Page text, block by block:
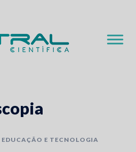
EDUCAÇÃO E TECNOLOGIA